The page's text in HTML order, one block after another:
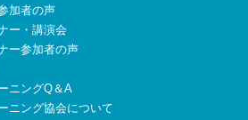
加者の声
ー・講演会
ー参加者の声
ニングQ＆A
ニング協会について